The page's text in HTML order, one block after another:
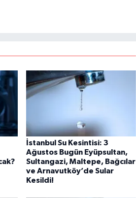
İstanbul Su Kesintisi: 3
Ağustos Bugün Eyüpsultan,
Sultangazi, Maltepe, Bağcılar
ve Arnavutköy’de Sular
Kesildi!